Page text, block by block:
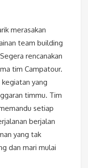
merasakan
team building
rencanakan
tim Campatour.
yang
timmu. Tim
setiap
berjalan
yang tak
dan mari mulai